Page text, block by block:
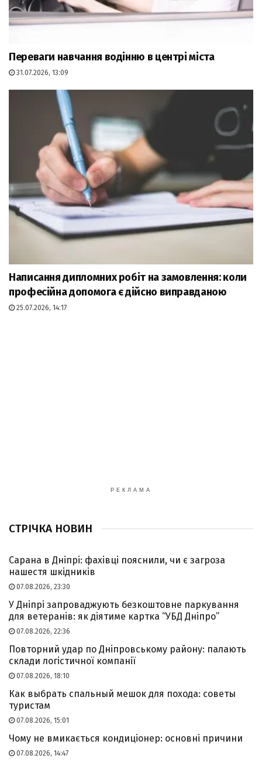
Переваги навчання водінню в центрі міста
31.07.2026, 13:09
Написання дипломних робіт на замовлення: коли
професійна допомога є дійсно виправданою
25.07.2026, 14:17
РЕКЛАМА
СТРІЧКА НОВИН
Сарана в Дніпрі: фахівці пояснили, чи є загроза
нашестя шкідників
07.08.2026, 23:30
У Дніпрі запроваджують безкоштовне паркування
для ветеранів: як діятиме картка “УБД Дніпро”
07.08.2026, 22:36
Повторний удар по Дніпровському району: палають
склади логістичної компанії
07.08.2026, 18:10
Как выбрать спальный мешок для похода: советы
туристам
07.08.2026, 15:01
Чому не вмикається кондиціонер: основні причини
07.08.2026, 14:47